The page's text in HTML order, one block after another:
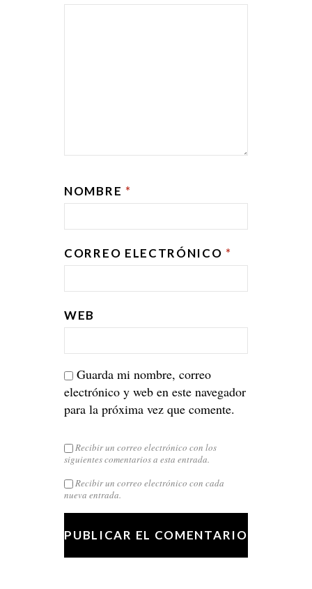
NOMBRE *
CORREO ELECTRÓNICO *
WEB
Guarda mi nombre, correo
electrónico y web en este navegador
para la próxima vez que comente.
Recibir un correo electrónico con los
siguientes comentarios a esta entrada.
Recibir un correo electrónico con cada
nueva entrada.